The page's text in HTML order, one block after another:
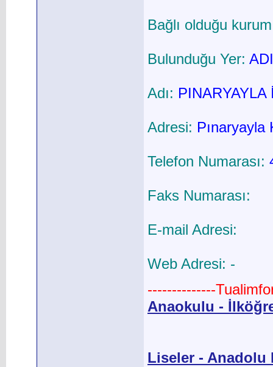
Bağlı olduğu
Bulunduğu Yer:
Adı:
Adresi: Pınaryayla
Telefon Numarası:
Faks Numarası:
E-mail Adresi:
Web Adresi: -
--------------
Anaokulu -
Liseler - Anadolu